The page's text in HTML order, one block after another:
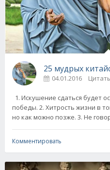
25 мудрых
04.01.2016
1. Искушение сдаться будет
победы. 2. Хитрость жизни в
но как можно позже. 3. Не
Комментировать